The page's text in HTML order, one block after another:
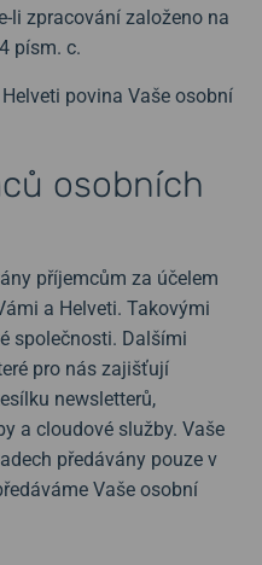
li zpracování založeno na
písm. c.
povina Vaše osobní
osobních
příjemcům za účelem
a Helveti. Takovými
společnosti. Dalšími
pro nás zajišťují
newsletterů,
a cloudové služby. Vaše
předávány pouze v
Vaše osobní